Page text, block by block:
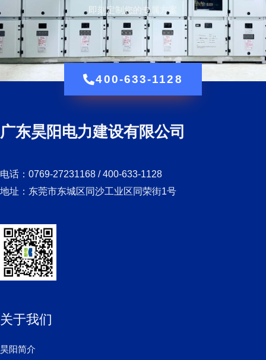
即刻定制您的专属方案
400-633-1128
广东昊阳电力建设有限公司
电话：0769-27231168 / 400-633-1128
地址：东莞市东城区同沙工业区同荣街1号
关于我们
昊阳简介